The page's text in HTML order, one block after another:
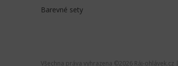
Barevné sety
Všechna práva vyhrazena ©2026 Ráj-ohlávek.cz |